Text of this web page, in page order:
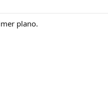
plano.